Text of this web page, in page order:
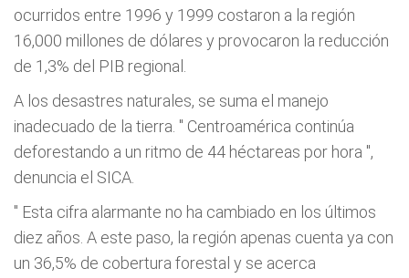
ocurridos entre 1996 y 1999 costaron a la región
16,000 millones de dólares y provocaron la reducción
de 1,3% del PIB regional.
A los desastres naturales, se suma el manejo
inadecuado de la tierra. " Centroamérica continúa
deforestando a un ritmo de 44 héctareas por hora ",
denuncia el SICA.
" Esta cifra alarmante no ha cambiado en los últimos
diez años. A este paso, la región apenas cuenta ya con
un 36,5% de cobertura forestal y se acerca